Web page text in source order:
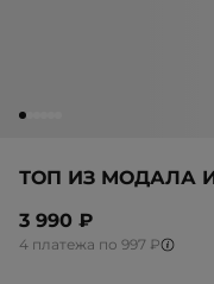
ТОП ИЗ МОДАЛА
3 990 ₽
4 платежа по 997 ₽